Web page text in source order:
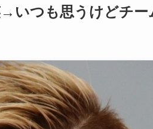
いつも思うけどチー